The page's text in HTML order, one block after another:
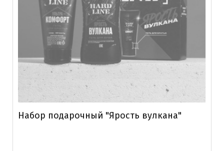
Набор подарочный "Ярость вулкана"